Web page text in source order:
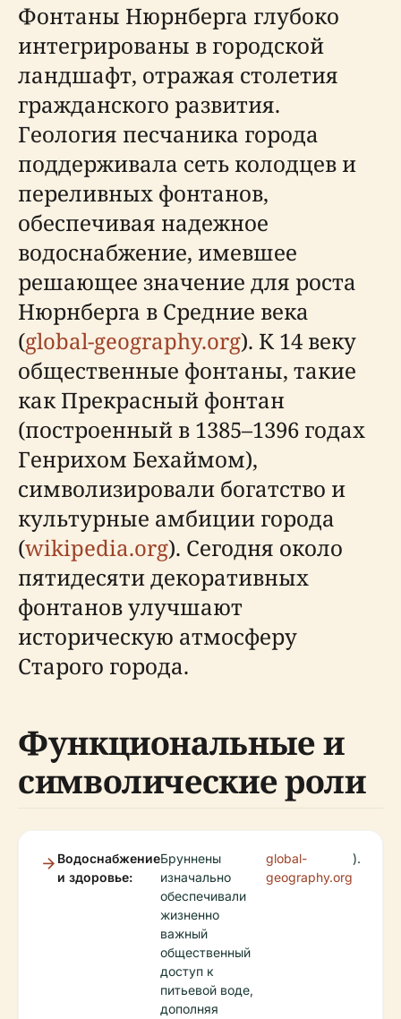
Фонтаны Нюрнберга глубоко
интегрированы в городской
ландшафт, отражая столетия
гражданского развития.
Геология песчаника города
поддерживала сеть колодцев и
переливных фонтанов,
обеспечивая надежное
водоснабжение, имевшее
решающее значение для роста
Нюрнберга в Средние века
(global-geography.org). К 14 веку
общественные фонтаны, такие
как Прекрасный фонтан
(построенный в 1385–1396 годах
Генрихом Бехаймом),
символизировали богатство и
культурные амбиции города
(wikipedia.org). Сегодня около
пятидесяти декоративных
фонтанов улучшают
историческую атмосферу
Старого города.
Функциональные и
символические роли
Водоснабжение
и здоровье:
Бруннены
изначально
обеспечивали
жизненно
важный
общественный
доступ к
питьевой воде,
дополняя
global-
geography.org
).